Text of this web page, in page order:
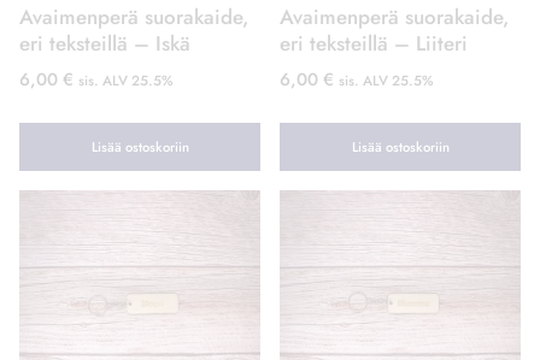
Avaimenperä suorakaide,
eri teksteillä – Iskä
6,00 € sis. ALV 25.5%
Lisää ostoskoriin
Avaimenperä suorakaide,
eri teksteillä – Liiteri
6,00 € sis. ALV 25.5%
Lisää ostoskoriin